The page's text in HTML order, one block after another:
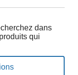
dans
qui